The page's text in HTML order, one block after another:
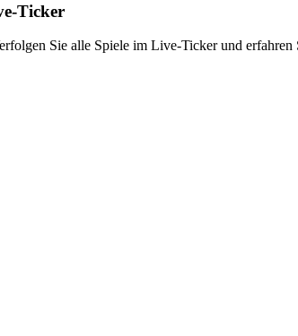
Ticker
Sie alle Spiele im Live-Ticker und erfahren